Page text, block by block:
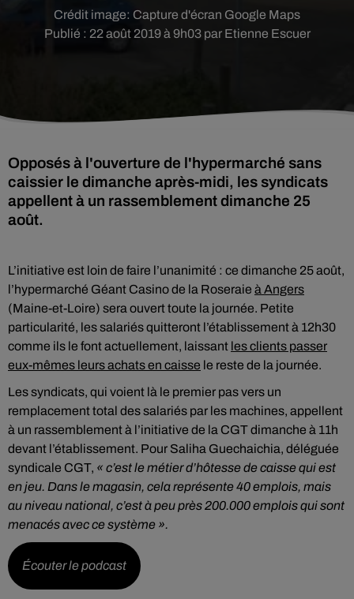
Publié : 22 août 2019 à 9h03 par Etienne Escuer
Crédit image: Capture d'écran Google Maps
Opposés à l'ouverture de l'hypermarché sans
caissier le dimanche après-midi, les syndicats
appellent à un rassemblement dimanche 25
août.
L’initiative est loin de faire l’unanimité : ce dimanche 25 août,
l’hypermarché Géant Casino de la Roseraie à Angers
(Maine-et-Loire) sera ouvert toute la journée. Petite
particularité, les salariés quitteront l’établissement à 12h30
comme ils le font actuellement, laissant les clients passer
eux-mêmes leurs achats en caisse le reste de la journée.
Les syndicats, qui voient là le premier pas vers un
remplacement total des salariés par les machines, appellent
à un rassemblement à l’initiative de la CGT dimanche à 11h
devant l’établissement. Pour Saliha Guechaichia, déléguée
syndicale CGT, « c’est le métier d’hôtesse de caisse qui est
en jeu. Dans le magasin, cela représente 40 emplois, mais
au niveau national, c’est à peu près 200.000 emplois qui sont
menacés avec ce système ».
Écouter le podcast